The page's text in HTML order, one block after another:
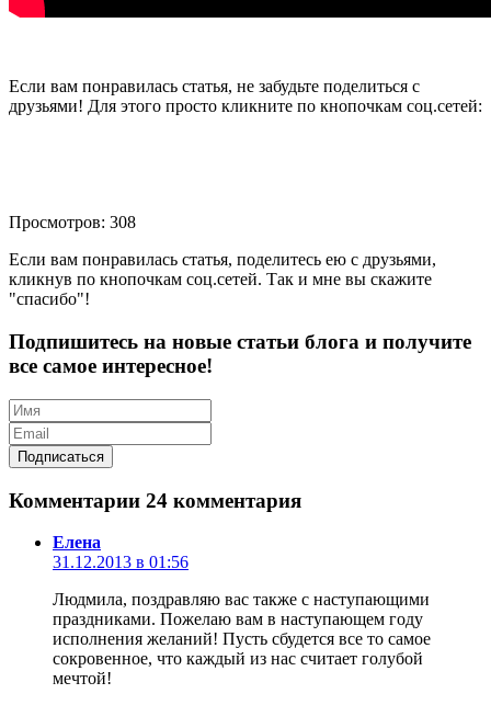
Если вам понравилась статья, не забудьте поделиться с
друзьями! Для этого просто кликните по кнопочкам соц.сетей:
Просмотров: 308
Если вам понравилась статья, поделитесь ею с друзьями,
кликнув по кнопочкам соц.сетей. Так и мне вы скажите
"спасибо"!
Подпишитесь на новые статьи блога и получите
все самое интересное!
Комментарии 24 комментария
Елена
31.12.2013 в 01:56
Людмила, поздравляю вас также с наступающими
праздниками. Пожелаю вам в наступающем году
исполнения желаний! Пусть сбудется все то самое
сокровенное, что каждый из нас считает голубой
мечтой!